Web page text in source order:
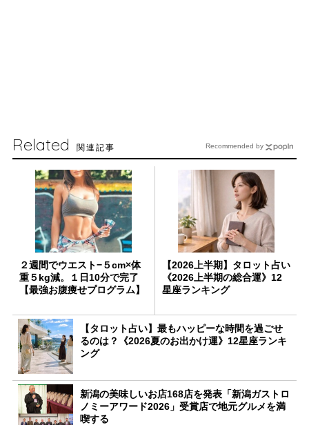
Related 関連記事
２週間でウエスト−５cm×体
重５kg減。１日10分で完了
【最強お腹痩せプログラム】
【2026上半期】タロット占い
《2026上半期の総合運》12
星座ランキング
【タロット占い】最もハッピーな時間を過ごせ
るのは？《2026夏のお出かけ運》12星座ランキ
ング
新潟の美味しいお店168店を発表「新潟ガストロ
ノミーアワード2026」受賞店で地元グルメを満
喫する
Recommended by